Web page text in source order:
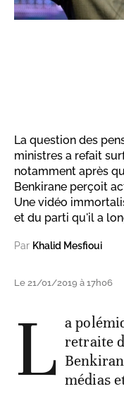
La question des
ministres a refait
notamment après
Benkirane perçoit
Une vidéo
et du parti qu'il a
Par Khalid Mesfioui
Le 21/01/2019 à 17h06
L a
retraite
médias